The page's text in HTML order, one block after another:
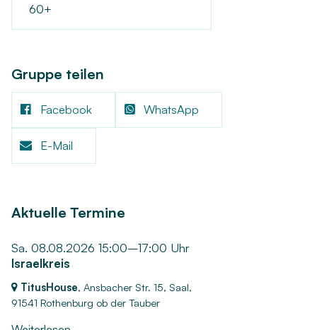
60+
Gruppe teilen
Facebook WhatsApp
E-Mail
Aktuelle Termine
Sa. 08.08.2026 15:00–17:00 Uhr
Israelkreis
TitusHouse, Ansbacher Str. 15, Saal,
91541 Rothenburg ob der Tauber